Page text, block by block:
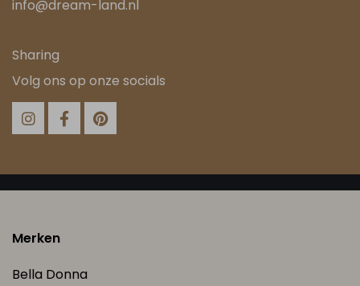
info@dream-land.nl
Sharing
Volg ons op onze socials
Merken
Bella Donna